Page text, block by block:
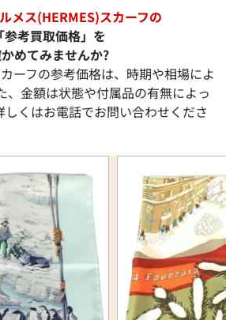
メス(HERMES)スカーフの
「参考買取価格」を
めてみませんか?
ーフの参考価格は、時期や相場によ
、金額は状態や付属品の有無によっ
くはお電話でお問い合わせくださ